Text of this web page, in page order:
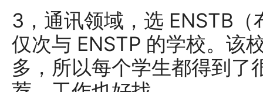
3，通讯领域，选 ENSTB
仅次与 ENSTP 的学校。该
多，所以每个学生都得到了